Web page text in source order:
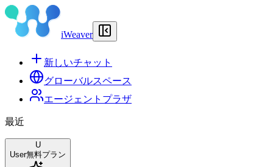
iWeaver
新しいチャット
グローバルスペース
エージェントプラザ
最近
U
User無料プラン